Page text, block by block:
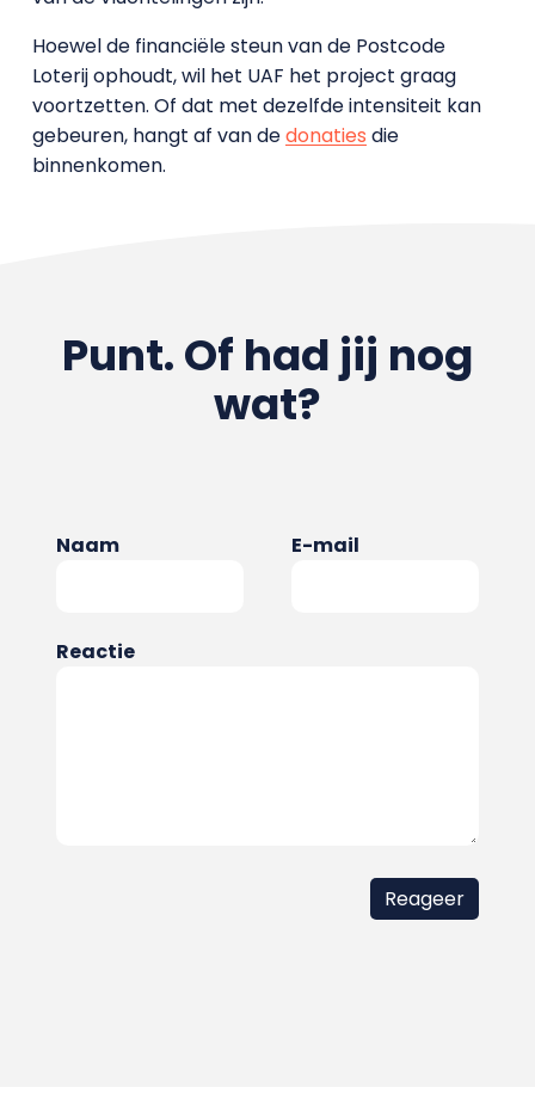
Hoewel de financiële steun van de Postcode
Loterij ophoudt, wil het UAF het project graag
voortzetten. Of dat met dezelfde intensiteit kan
gebeuren, hangt af van dedonaties die
binnenkomen.
Punt. Of had jij nog
wat?
Naam E-mail
Reactie